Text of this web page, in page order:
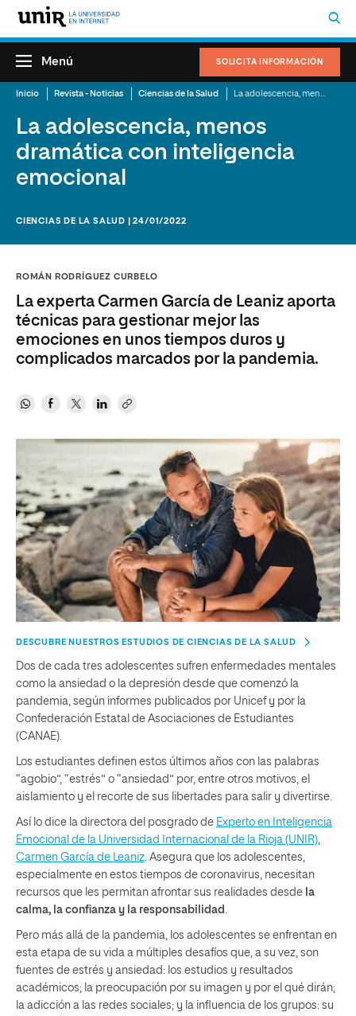
SOLICITA INFORMACIÓN
Menú
Inicio Revista - Noticias Ciencias de la Salud
La adolescencia, menos
dramática con inteligencia
emocional
CIENCIAS DE LA SALUD | 24/01/2022
ROMÁN RODRÍGUEZ CURBELO
La experta Carmen García de Leaniz aporta
técnicas para gestionar mejor las
emociones en unos tiempos duros y
complicados marcados por la pandemia.
DESCUBRE NUESTROS ESTUDIOS DE CIENCIAS DE LA SALUD
Dos de cada tres adolescentes sufren enfermedades mentales
como la ansiedad o la depresión desde que comenzó la
pandemia, según informes publicados por Unicef y por la
Confederación Estatal de Asociaciones de Estudiantes
(CANAE).
Los estudiantes definen estos últimos años con las palabras
“agobio”, “estrés” o “ansiedad” por, entre otros motivos, el
aislamiento y el recorte de sus libertades para salir y divertirse.
Así lo dice la directora del posgrado de Experto en Inteligencia
Emocional de la Universidad Internacional de la Rioja (UNIR)
Carmen García de Leaniz . Asegura que los adolescentes,
especialmente en estos tiempos de coronavirus, necesitan
recursos que les permitan afrontar sus realidades desde la
calma, la confianza y la responsabilidad
Pero más allá de la pandemia, los adolescentes se enfrentan en
esta etapa de su vida a múltiples desafíos que, a su vez, son
fuentes de estrés y ansiedad: los estudios y resultados
académicos; la preocupación por su imagen y por el qué dirán;
la adicción a las redes sociales; y la influencia de los grupos: su